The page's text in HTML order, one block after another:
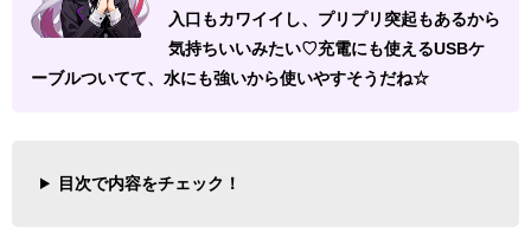
入口もカワイイし、プリプリ突起もあるから
気持ちいいみたい♡充電にも使えるUSBケ
ーブルついてて、水にも強いから使いやすそうだね☆
目次で内容をチェック！